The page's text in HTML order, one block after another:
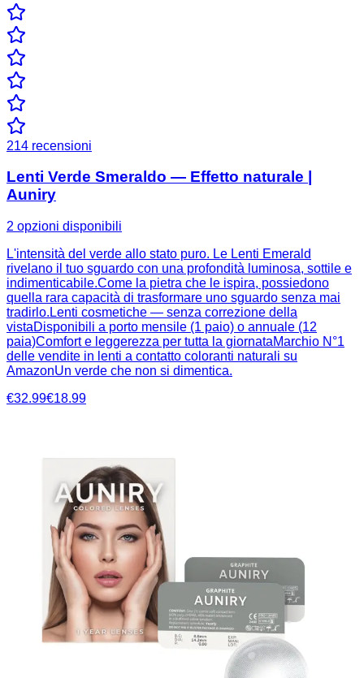
214 recensioni
Lenti Verde Smeraldo — Effetto naturale |
Auniry
2 opzioni disponibili
L'intensità del verde allo stato puro. Le Lenti Emerald
rivelano il tuo sguardo con una profondità luminosa, sottile e
indimenticabile.Come la pietra che le ispira, possiedono
quella rara capacità di trasformare uno sguardo senza mai
tradirlo.Lenti cosmetiche — senza correzione della
vistaDisponibili a porto mensile (1 paio) o annuale (12
paia)Comfort e leggerezza per tutta la giornataMarchio N°1
delle vendite in lenti a contatto coloranti naturali su
AmazonUn verde che non si dimentica.
€32.99€18.99